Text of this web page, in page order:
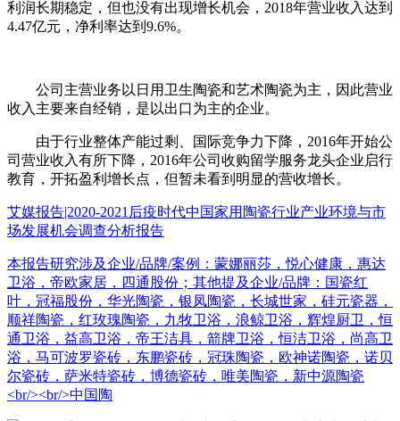
利润长期稳定，但也没有出现增长机会，2018年营业收入达到
4.47亿元，净利率达到9.6%。
公司主营业务以日用卫生陶瓷和艺术陶瓷为主，因此营业
收入主要来自经销，是以出口为主的企业。
由于行业整体产能过剩、国际竞争力下降，2016年开始公
司营业收入有所下降，2016年公司收购留学服务龙头企业启行
教育，开拓盈利增长点，但暂未看到明显的营收增长。
艾媒报告|2020-2021后疫时代中国家用陶瓷行业产业环境与市
场发展机会调查分析报告
本报告研究涉及企业/品牌/案例：蒙娜丽莎，悦心健康，惠达
卫浴，帝欧家居，四通股份；其他提及企业/品牌：国瓷红
叶，冠福股份，华光陶瓷，银凤陶瓷，长城世家，硅元瓷器，
顺祥陶瓷，红玫瑰陶瓷，九牧卫浴，浪鲸卫浴，辉煌厨卫，恒
通卫浴，益高卫浴，帝王洁具，箭牌卫浴，恒洁卫浴，尚高卫
浴，马可波罗瓷砖，东鹏瓷砖，冠珠陶瓷，欧神诺陶瓷，诺贝
尔瓷砖，萨米特瓷砖，博德瓷砖，唯美陶瓷，新中源陶瓷
<br/><br/>中国陶